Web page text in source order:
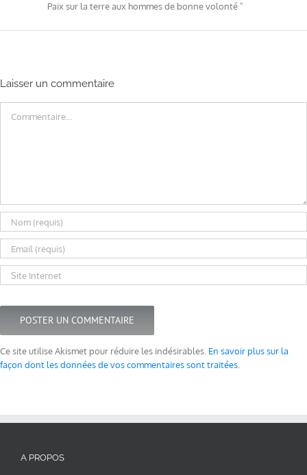
Paix sur la terre aux hommes de bonne volonté "
Laisser un commentaire
Ce site utilise Akismet pour réduire les indésirables. En savoir plus sur la
façon dont les données de vos commentaires sont traitées.
A PROPOS